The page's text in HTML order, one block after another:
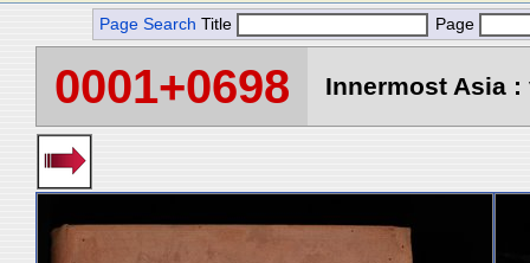
Page Search Title Page
0001+0698 Innermost Asia :